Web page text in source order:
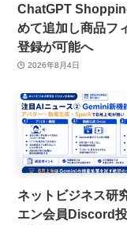
ChatGPT
めて追加し商品フ
登録が可能へ
2026年8月4日
ネットビジネス研
エン会員Discord